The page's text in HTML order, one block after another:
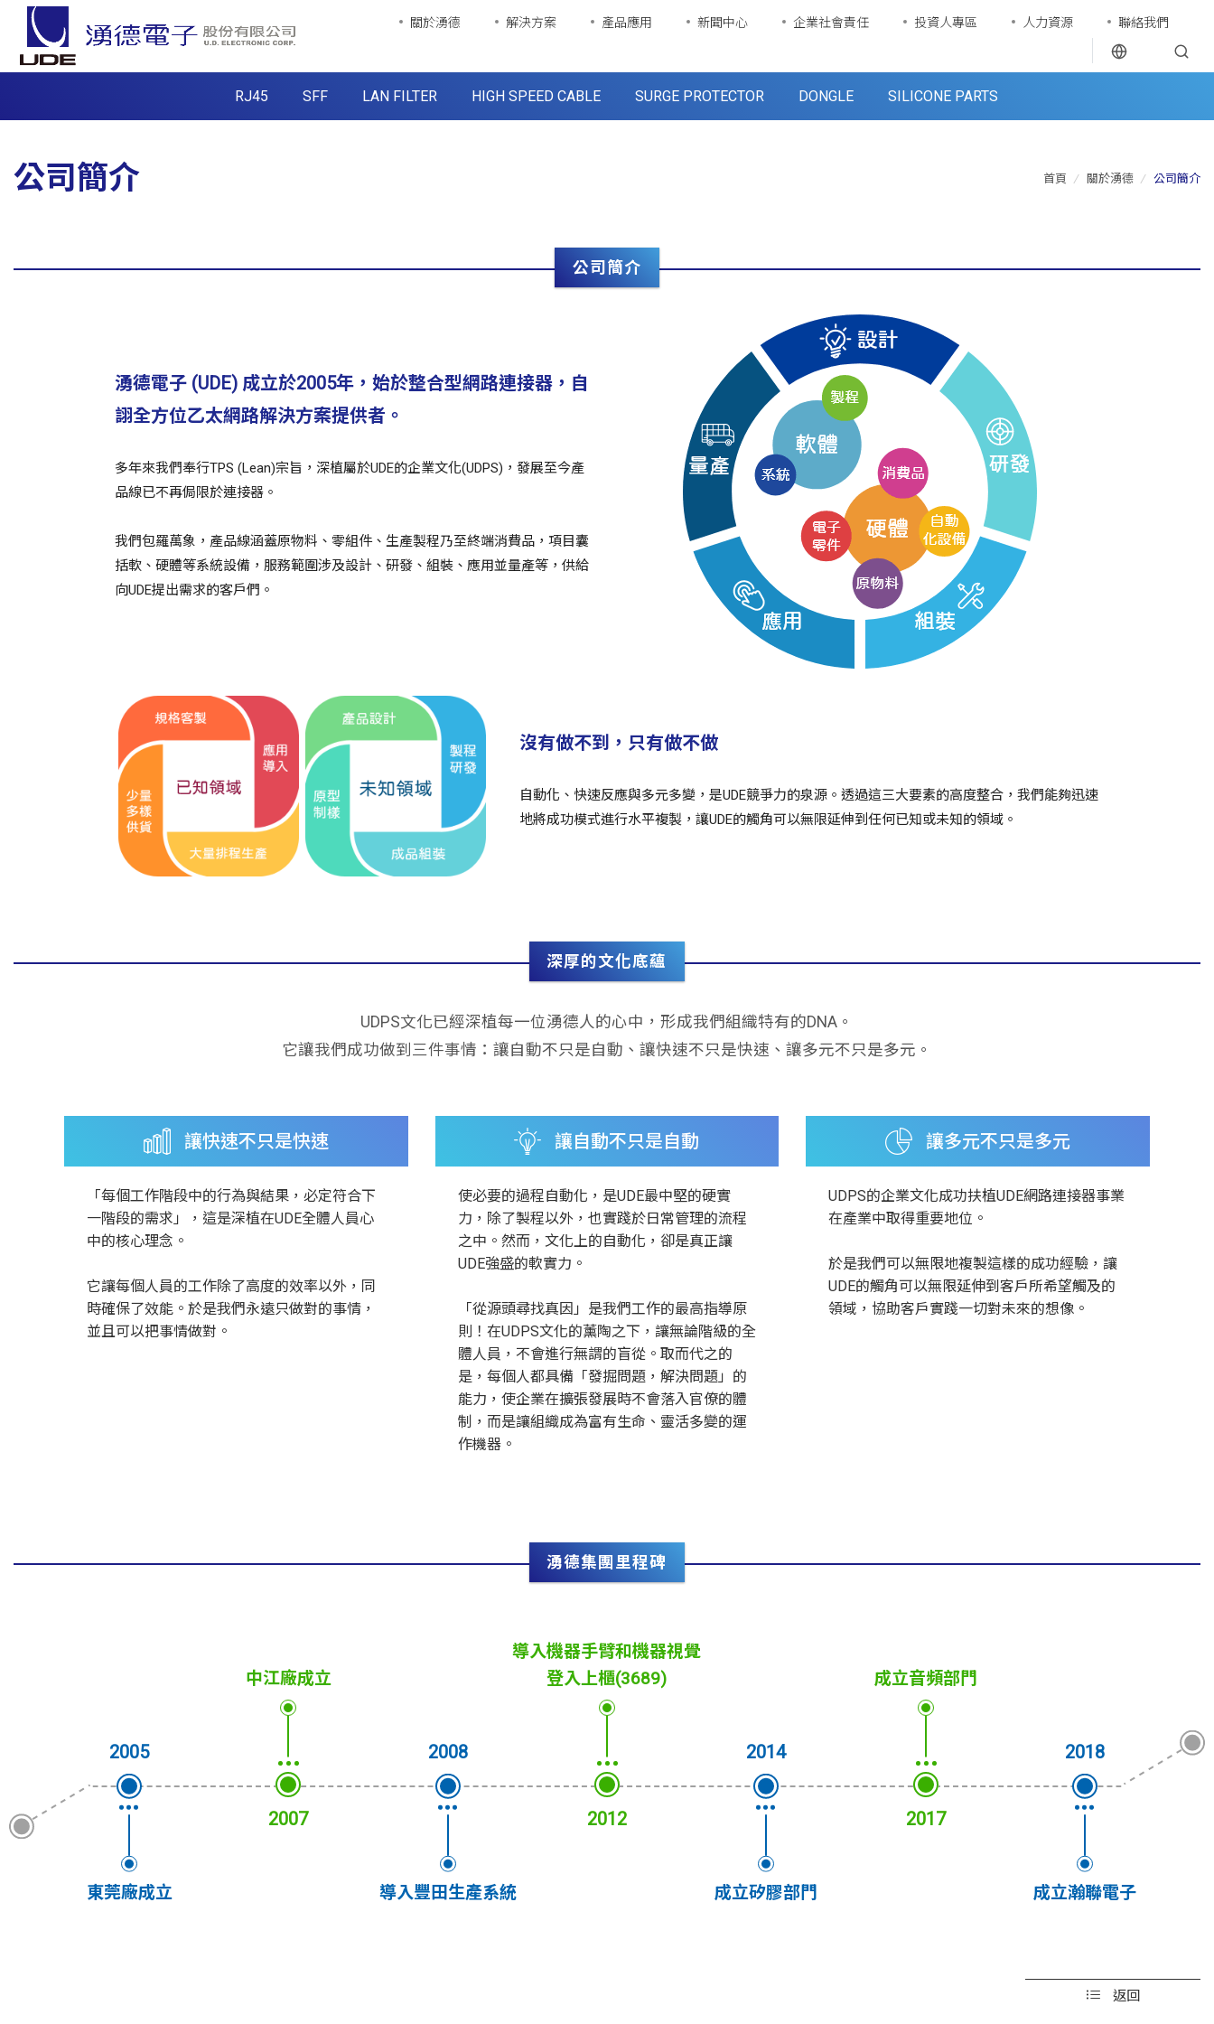
關於湧德 解決方案 產品應用 新聞中心 企業社會責任 投資人專區 人力資源 聯絡我們
RJ45 SFF LAN FILTER HIGH SPEED CABLE SURGE PROTECTOR DONGLE SILICONE PARTS
公司簡介 首頁 / 關於湧德 / 公司簡介
公司簡介
湧德電子 (UDE) 成立於2005年，始於整合型網路連接器，自
詡全方位乙太網路解決方案提供者。
多年來我們奉行TPS (Lean)宗旨，深植屬於UDE的企業文化(UDPS)，發展至今產
品線已不再侷限於連接器。
我們包羅萬象，產品線涵蓋原物料、零組件、生產製程乃至終端消費品，項目囊
括軟、硬體等系統設備，服務範圍涉及設計、研發、組裝、應用並量產等，供給
向UDE提出需求的客戶們。
沒有做不到，只有做不做
自動化、快速反應與多元多變，是UDE競爭力的泉源。透過這三大要素的高度整合，我們能夠迅速
地將成功模式進行水平複製，讓UDE的觸角可以無限延伸到任何已知或未知的領域。
深厚的文化底蘊
UDPS文化已經深植每一位湧德人的心中，形成我們組織特有的DNA。
它讓我們成功做到三件事情：讓自動不只是自動、讓快速不只是快速、讓多元不只是多元。
讓快速不只是快速
「每個工作階段中的行為與結果，必定符合下
一階段的需求」，這是深植在UDE全體人員心
中的核心理念。
它讓每個人員的工作除了高度的效率以外，同
時確保了效能。於是我們永遠只做對的事情，
並且可以把事情做對。
讓自動不只是自動
使必要的過程自動化，是UDE最中堅的硬實
力，除了製程以外，也實踐於日常管理的流程
之中。然而，文化上的自動化，卻是真正讓
UDE強盛的軟實力。
「從源頭尋找真因」是我們工作的最高指導原
則！在UDPS文化的薰陶之下，讓無論階級的全
體人員，不會進行無謂的盲從。取而代之的
是，每個人都具備「發掘問題，解決問題」的
能力，使企業在擴張發展時不會落入官僚的體
制，而是讓組織成為富有生命、靈活多變的運
作機器。
讓多元不只是多元
UDPS的企業文化成功扶植UDE網路連接器事業
在產業中取得重要地位。
於是我們可以無限地複製這樣的成功經驗，讓
UDE的觸角可以無限延伸到客戶所希望觸及的
領域，協助客戶實踐一切對未來的想像。
湧德集團里程碑
2005
東莞廠成立
2007
中江廠成立
2008
導入豐田生產系統
2012
導入機器手臂和機器視覺
登入上櫃(3689)
2014
成立矽膠部門
2017
成立音頻部門
2018
成立瀚聯電子
返回